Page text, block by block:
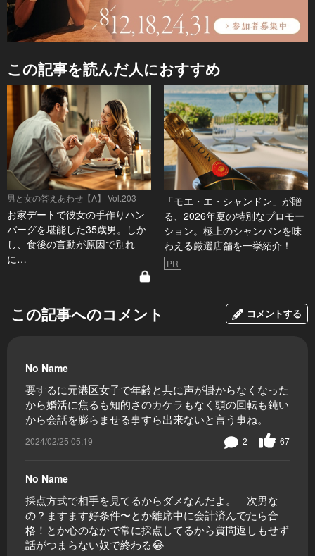
この記事を読んだ人におすすめ
男と女の答えあわせ【A】 Vol.203
お家デートで彼女の手作りハン
バーグを堪能した35歳男。しか
し、食後の言動が原因で別れ
に…
「モエ・エ・シャンドン」が贈
る、2026年夏の特別なプロモー
ション。極上のシャンパンを味
わえる厳選店舗を一挙紹介！
PR
この記事へのコメント コメントする
No Name
要するに元港区女子で年齢と共に声が掛からなくなった
から婚活に焦るも知的さのカケラもなく頭の回転も鈍い
から会話を膨らませる事すら出来ないと言う事ね。
2024/02/25 05:19 67
2
No Name
採点方式で相手を見てるからダメなんだよ。 次男な
の？ますます好条件〜とか離席中に会計済んでたら合
格！とか心のなかで常に採点してるから質問返しもせず
話がつまらない奴で終わる😂